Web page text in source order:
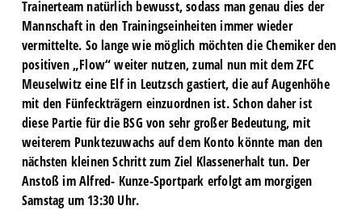
Trainerteam natürlich bewusst, sodass man genau dies der
Mannschaft in den Trainingseinheiten immer wieder
vermittelte. So lange wie möglich möchten die Chemiker den
positiven „Flow“ weiter nutzen, zumal nun mit dem ZFC
Meuselwitz eine Elf in Leutzsch gastiert, die auf Augenhöhe
mit den Fünfeckträgern einzuordnen ist. Schon daher ist
diese Partie für die BSG von sehr großer Bedeutung, mit
weiterem Punktezuwachs auf dem Konto könnte man den
nächsten kleinen Schritt zum Ziel Klassenerhalt tun. Der
Anstoß im Alfred- Kunze-Sportpark erfolgt am morgigen
Samstag um 13:30 Uhr.